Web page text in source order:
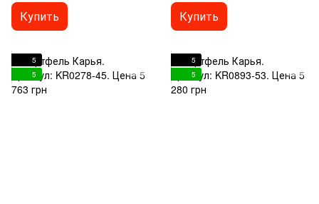
Купить Купить
5
5
5
5